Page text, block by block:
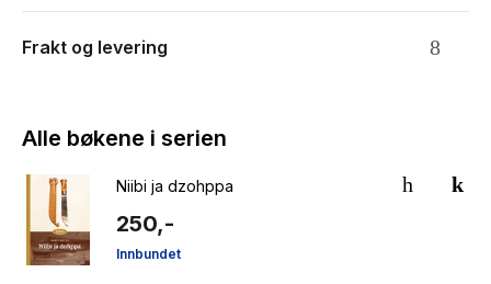
Frakt og levering
Alle bøkene i serien
Niibi ja dzohppa
250,-
Innbundet